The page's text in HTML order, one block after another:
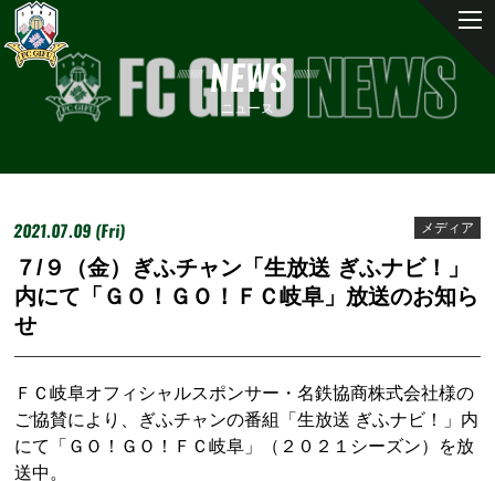
NEWS
ニュース
2021.07.09 (Fri) メディア
７/９（金）ぎふチャン「生放送 ぎふナビ！」
内にて「ＧＯ！ＧＯ！ＦＣ岐阜」放送のお知ら
せ
ＦＣ岐阜オフィシャルスポンサー・名鉄協商株式会社様の
ご協賛により、ぎふチャンの番組「生放送 ぎふナビ！」内
にて「ＧＯ！ＧＯ！ＦＣ岐阜」（２０２１シーズン）を放
送中。